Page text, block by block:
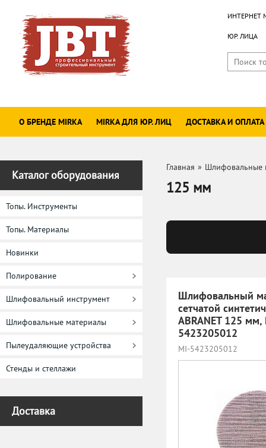
ИНТЕРНЕТ
ЮР. ЛИЦА
О БРЕНДЕ MIRKA MIRKA ДЛЯ ЮР. ЛИЦ ДОСТАВКА И ОПЛАТА
Каталог оборудования
Топы. Инструменты
Топы. Материалы
Новинки
Полирование
Шлифовальный инструмент
Шлифовальные материалы
Пылеудаляющие устройства
Стенды и стеллажи
Доставка
Главная » Шлифовальные
125 мм
Шлифовальный
сетчатой
ABRANET 125 мм,
5423205012
MI-5423205012